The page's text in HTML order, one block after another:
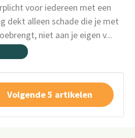
voor iedereen met een
dekt alleen schade die je met
niet aan je eigen v...
Volgende 5 artikelen